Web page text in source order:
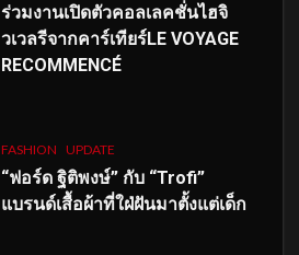
ร่วมงานเปิดตัวคอลเลคชั่นไฮจิ
วเวลรีจากคาร์เทียร์LE VOYAGE
RECOMMENCÉ
FASHION UPDATE
“ฟอร์ด ฐิติพงษ์” กับ “Trofi”
แบรนด์เสื้อผ้าที่ใฝ่ฝันมาตั้งแต่เด็ก